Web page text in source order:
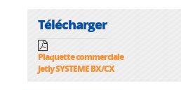
Télécharger
Plaquette commerciale
Jetly SYSTEME BX/CX